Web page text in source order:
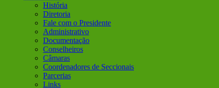
História
Diretoria
Fale com o Presidente
Administrativo
Documentação
Conselheiros
Câmaras
Coordenadores de Seccionais
Parcerias
Links